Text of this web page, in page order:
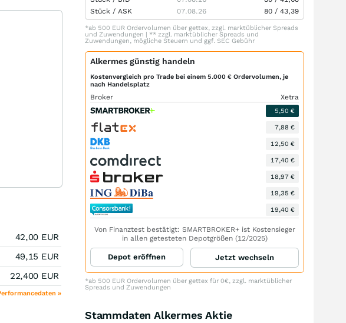
42,00 EUR
49,15 EUR
22,400 EUR
»
Stück / ASK 07.08.26 80 / 43,39
*ab 500 EUR Ordervolumen über gettex, zzgl. marktüblicher Spreads
und Zuwendungen | ** zzgl. marktüblicher Spreads und
Zuwendungen, mögliche Steuern und ggf. SEC Gebühr
Alkermes günstig handeln
Kostenvergleich pro Trade bei einem 5.000 € Ordervolumen, je
nach Handelsplatz
Broker Xetra
5,50 €
7,88 €
12,50 €
17,40 €
18,97 €
19,35 €
19,40 €
Von Finanztest bestätigt: SMARTBROKER+ ist Kostensieger
in allen getesteten Depotgrößen (12/2025)
Depot eröffnen Jetzt wechseln
*ab 500 EUR Ordervolumen über gettex für 0€, zzgl. marktüblicher
Spreads und Zuwendungen
Stammdaten Alkermes Aktie